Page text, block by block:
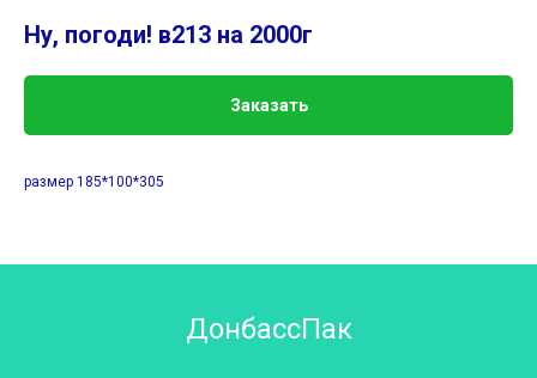
Ну, погоди! в213 на 2000г
Заказать
размер 185*100*305
ДонбассПак